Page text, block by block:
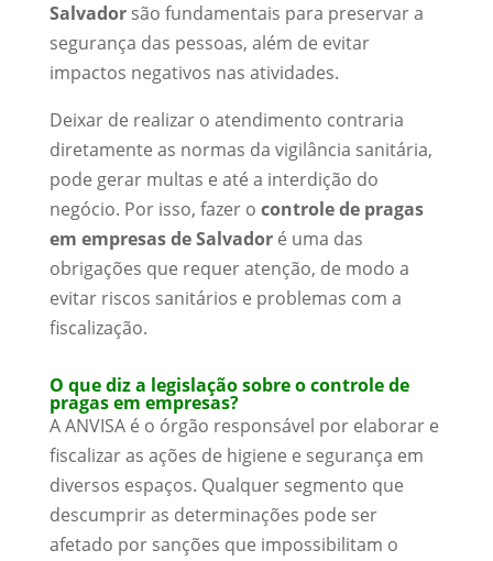
Salvadorsão fundamentais para preservar a
segurança das pessoas, além de evitar
impactos negativos nas atividades.
Deixar de realizar o atendimento contraria
diretamente as normas da vigilância sanitária,
pode gerar multas e até a interdição do
negócio. Por isso, fazer o controle de pragas
em empresas de Salvadoré uma das
obrigações que requer atenção, de modo a
evitar riscos sanitários e problemas com a
fiscalização.
O que diz a legislação sobre o controle de
pragas em empresas?
A ANVISA é o órgão responsável por elaborar e
fiscalizar as ações de higiene e segurança em
diversos espaços. Qualquer segmento que
descumprir as determinações pode ser
afetado por sanções que impossibilitam o